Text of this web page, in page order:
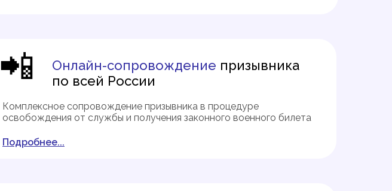
Онлайн-сопровождение призывника
по всей России
Подробнее...
Комплексное сопровождение призывника в процедуре
освобождения от службы и получения законного военного билета
📲